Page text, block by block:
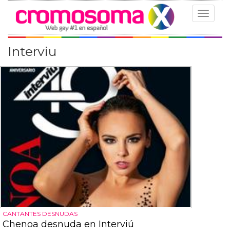
Toggle
Interviu
CANTANTES DESNUDAS
Chenoa desnuda en Interviú